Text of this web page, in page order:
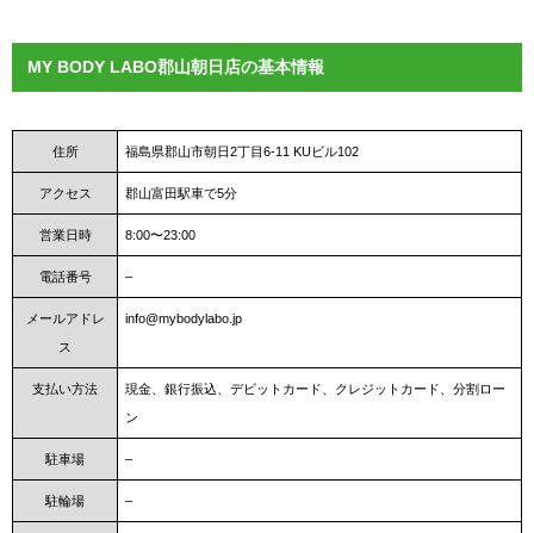
MY BODY LABO郡山朝日店の基本情報
住所 福島県郡山市朝日2丁目6-11 KUビル102
アクセス 郡山富田駅車で5分
営業日時 8:00〜23:00
電話番号 –
メールアドレ
ス
info@mybodylabo.jp
支払い方法
現金、銀行振込、デビットカード、クレジットカード、分割ロー
ン
駐車場 –
駐輪場 –